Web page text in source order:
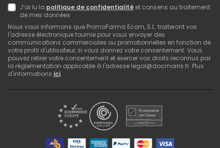
J’ai lu la politique de confidentialité et consens au traitement
de mes données
Nous vous informons que PromoFarma Ecom, S.L. traiteront vos
l'adresse électronique fournie pour vous envoyer des
communications commerciales ou promotionnelles en fonction de
votre profil d'utilisateur, si vous donnez votre consentement. Vous
pouvez retirer votre consentement et exercer vos droits reconnus par
la réglementation applicable à l'adresse legal@docmorris.fr. Plus
d'informations ici.